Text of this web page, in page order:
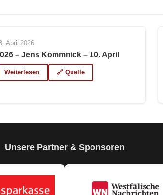
April 2026
– Jens Kommnick – 10. April
Weiterlesen 🔗 Quelle
Unsere Partner & Sponsoren